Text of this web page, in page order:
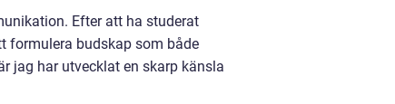
Efter att ha studerat
formulera budskap som både
jag har utvecklat en skarp känsla